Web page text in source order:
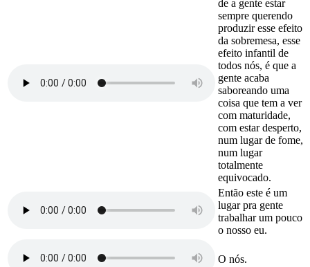
de a gente estar
sempre querendo
produzir esse efeito
da sobremesa, esse
efeito infantil de
todos nós, é que a
gente acaba
saboreando uma
coisa que tem a ver
com maturidade,
com estar desperto,
num lugar de fome,
num lugar
totalmente
equivocado.
Então este é um
lugar pra gente
trabalhar um pouco
o nosso eu.
O nós.